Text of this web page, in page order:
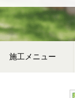
施工メニュー